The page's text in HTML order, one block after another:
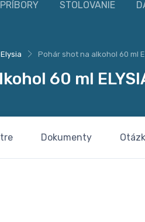
PRÍBORY STOLOVANIE
Elysia Pohár shot na alkohol 60 ml
60 ml
Dokumenty